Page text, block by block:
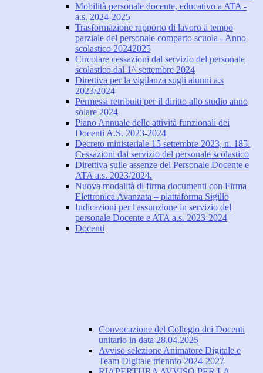
Mobilità personale docente, educativo a ATA -
a.s. 2024-2025
Trasformazione rapporto di lavoro a tempo
parziale del personale comparto scuola - Anno
scolastico 20242025
Circolare cessazioni dal servizio del personale
scolastico dal 1^ settembre 2024
Direttiva per la vigilanza sugli alunni a.s
2023/2024
Permessi retribuiti per il diritto allo studio anno
solare 2024
Piano Annuale delle attività funzionali dei
Docenti A.S. 2023-2024
Decreto ministeriale 15 settembre 2023, n. 185.
Cessazioni dal servizio del personale scolastico
Direttiva sulle assenze del Personale Docente e
ATA a.s. 2023/2024.
Nuova modalità di firma documenti con Firma
Elettronica Avanzata – piattaforma Sigillo
Indicazioni per l'assunzione in servizio del
personale Docente e ATA a.s. 2023-2024
Docenti
Convocazione del Collegio dei Docenti
unitario in data 28.04.2025
Avviso selezione Animatore Digitale e
Team Digitale triennio 2024-2027